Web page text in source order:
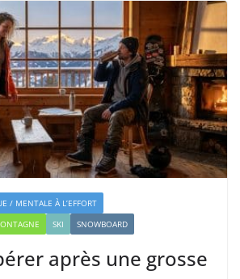
/ MENTALE À L’EFFORT
SKI SNOWBOARD
après une grosse